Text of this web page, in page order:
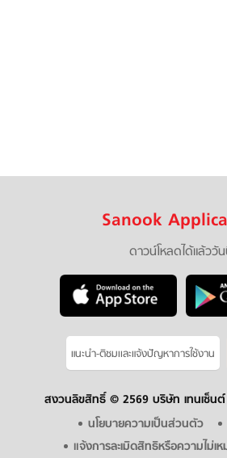
Sanook
ดาวน์โหลดได้แล้ววั
แนะนำ-ติชมเเละแจ้งปัญหาการใช้งาน
สงวนลิขสิทธิ์ © 2569 บริษัท เทนเซ็น
นโยบายความเป็นส่วนตัว
แจ้งการละเมิดสิทธิหรือความไม่เ